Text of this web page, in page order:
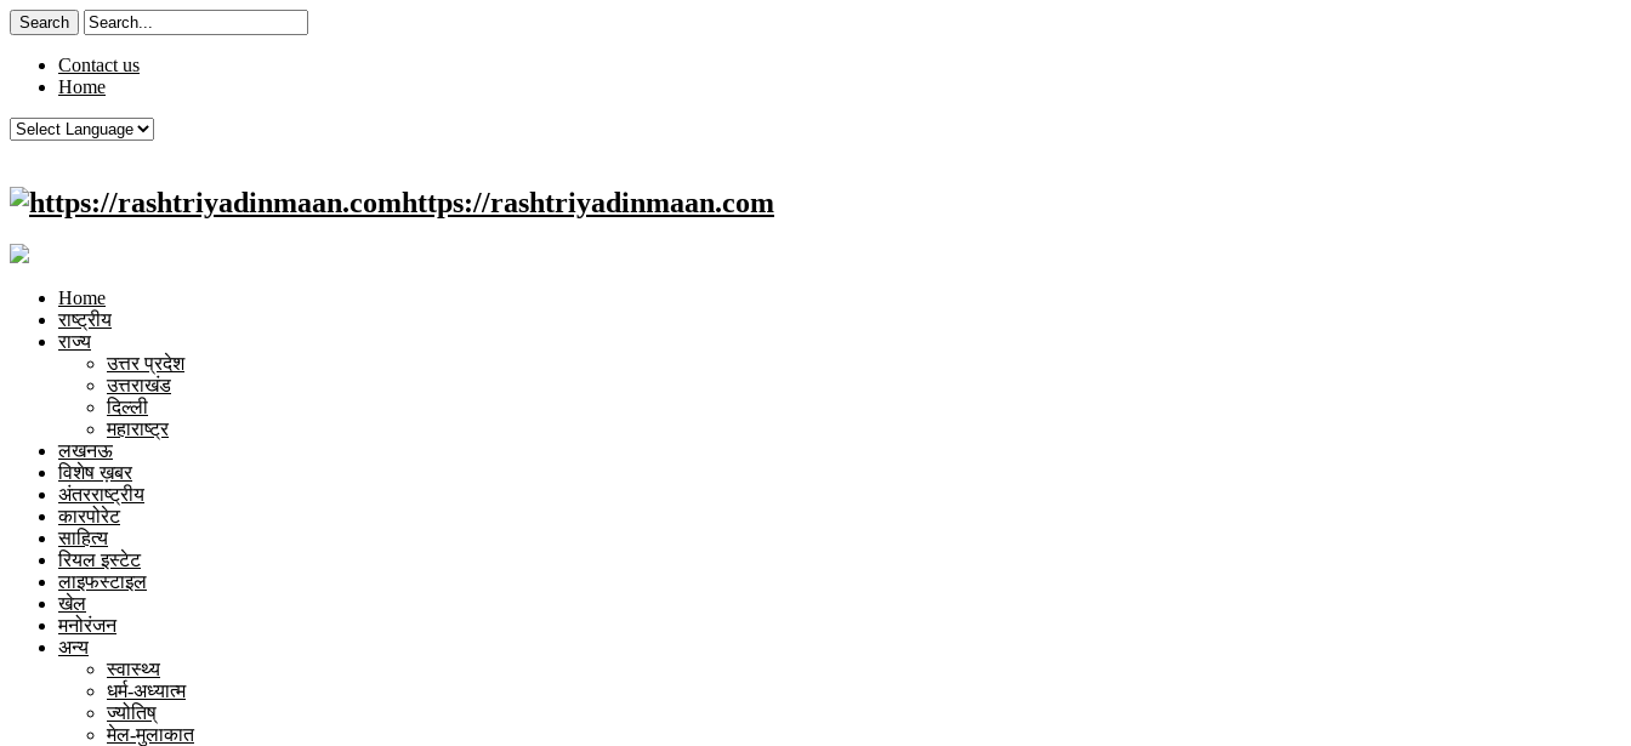
Contact us
Home
https://rashtriyadinmaan.com
Home
राष्ट्रीय
राज्य
उत्तर प्रदेश
उत्तराखंड
दिल्ली
महाराष्ट्र
लखनऊ
विशेष ख़बर
अंतरराष्ट्रीय
कारपोरेट
साहित्य
रियल इस्टेट
लाइफस्टाइल
खेल
मनोरंजन
अन्य
स्वास्थ्य
धर्म-अध्यात्म
ज्योतिष्
मेल-मुलाकात